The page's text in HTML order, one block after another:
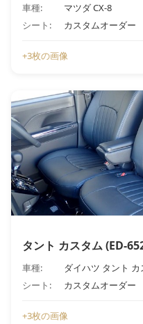
車種:
マツダ CX-8
シート:
カスタムオーダー
+3枚の画像
タント カスタム (ED-
車種:
ダイハツ タント カ
シート:
カスタムオーダー
+3枚の画像